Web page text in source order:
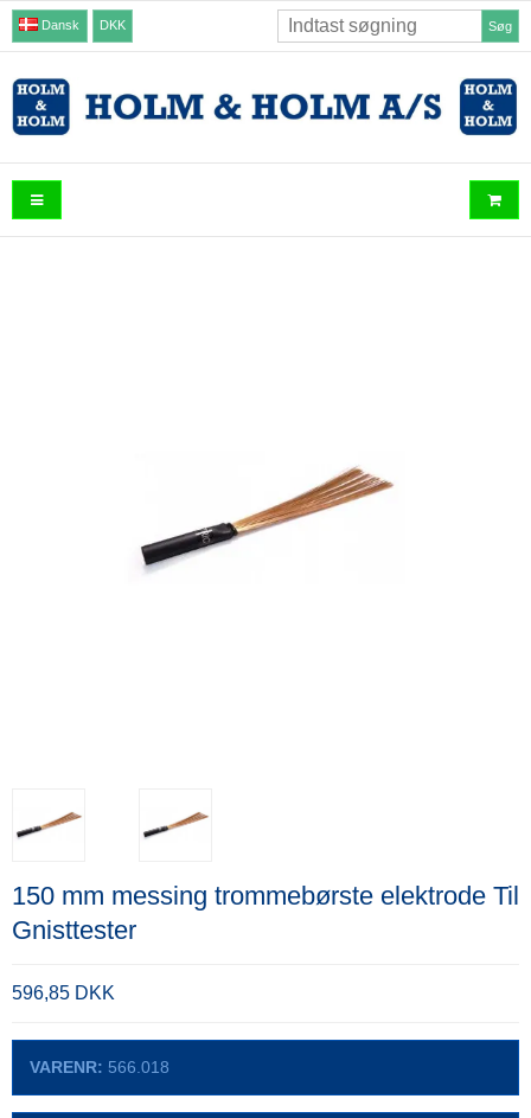
Dansk DKK Søg
150 mm messing trommebørste elektrode Til
Gnisttester
596,85 DKK
VARENR: 566.018